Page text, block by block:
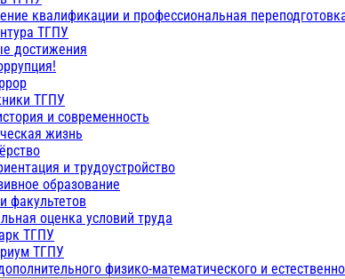
квалификации и профессиональная
ТГПУ
достижения
ТГПУ
и современность
жизнь
и трудоустройство
образование
факультетов
оценка условий труда
ТГПУ
ТГПУ
физико-математического и